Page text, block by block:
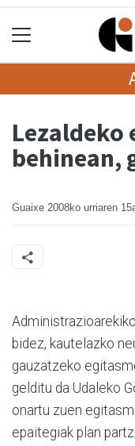
Lezaldeko
behinean,
Guaixe 2008ko urriaren
bidez, kautelazko
gauzatzeko
gelditu da Udaleko
onartu zuen
epaitegiak plan